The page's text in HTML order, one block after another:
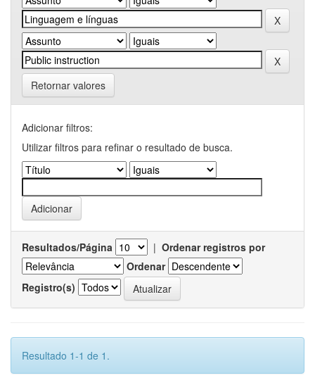
Retornar valores
Adicionar filtros:
Utilizar filtros para refinar o resultado de busca.
Resultados/Página | Ordenar registros por
Ordenar
Registro(s)
Resultado 1-1 de 1.